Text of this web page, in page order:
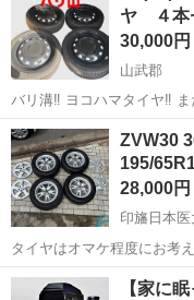
市》 人気の工場のお仕事
30,000円
山武郡
バリ溝‼️ ヨコハマタイヤ‼️ まだ新品時のうっすらイボイボがある物もご
ざいます。 ４本セット ブラックホイール センターキャップ ２０２
５年製 155/
千葉 山武郡 タイヤ
ZVW30
195/
28,000円
印旛日本医
タイヤはオマケ程度にお考え下さい。 引き取り限定
県からです。
千葉 印西市 印旛日
【家に